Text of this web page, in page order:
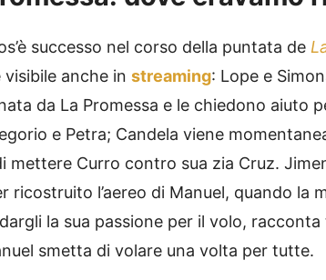
successo nel corso della puntata de
visibile anche in streaming: Lope e
da La Promessa e le chiedono aiuto
e Petra; Candela viene
mettere Curro contro sua zia Cruz.
ricostruito l’aereo di Manuel, quando la
la sua passione per il volo,
smetta di volare una volta per tutte.